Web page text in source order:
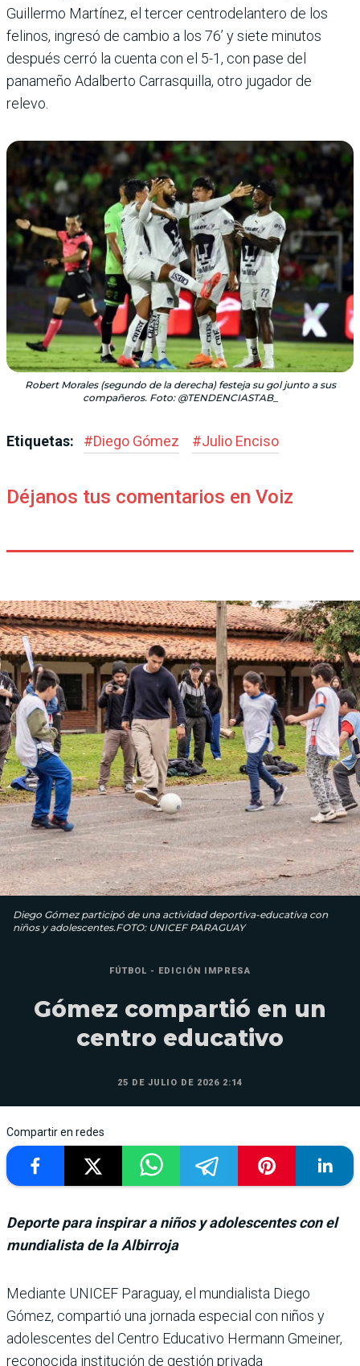
Guillermo Martínez, el tercer centrodelantero de los
felinos, ingresó de cambio a los 76’ y siete minutos
después cerró la cuenta con el 5-1, con pase del
panameño Adalberto Carrasquilla, otro jugador de
relevo.
Robert Morales (segundo de la derecha) festeja su gol junto a sus
compañeros. Foto: @TENDENCIASTAB_
Etiquetas: #Diego Gómez #Julio Enciso
Déjanos tus comentarios en Voiz
Diego Gómez participó de una actividad deportiva-educativa con
niños y adolescentes.FOTO: UNICEF PARAGUAY
FÚTBOL - EDICIÓN IMPRESA
Gómez compartió en un
centro educativo
25 DE JULIO DE 2026 2:14
Compartir en redes
Deporte para inspirar a niños y adolescentes con el
mundialista de la Albirroja
Mediante UNICEF Paraguay, el mun­dialista Diego
Gómez, compartió una jor­nada especial con niños y
adolescentes del Cen­tro Educativo Hermann Gmeiner,
reconocida ins­titución de gestión privada